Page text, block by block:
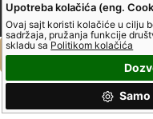
Upotreba kolačića (eng.
Ovaj sajt koristi kolačiće u cilju
sadržaja, pružanja funkcije
skladu sa Politikom kolačića
> obrazac za odustanak od
> politika privatnosti